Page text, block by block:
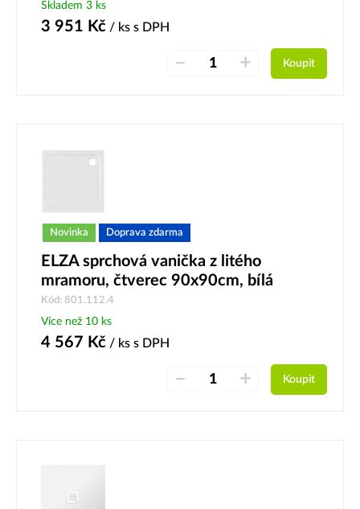
Skladem 3 ks
3 951 Kč / ks s DPH
– + Koupit
Novinka Doprava zdarma
ELZA sprchová vanička z litého
mramoru, čtverec 90x90cm, bílá
Kód: 801.112.4
Více než 10 ks
4 567 Kč / ks s DPH
– + Koupit